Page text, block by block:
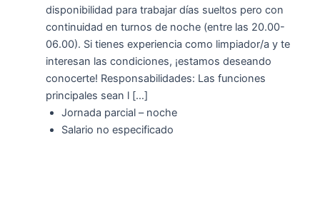
disponibilidad para trabajar días sueltos pero con
continuidad en turnos de noche (entre las 20.00-
06.00). Si tienes experiencia como limpiador/a y te
interesan las condiciones, ¡estamos deseando
conocerte! Responsabilidades: Las funciones
principales sean l […]
Jornada parcial – noche
Salario no especificado